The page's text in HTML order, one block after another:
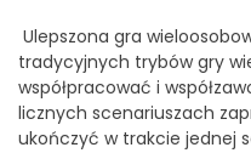
Ulepszona gra
tradycyjnych trybów gry
współpracować i
licznych scenariuszach
ukończyć w trakcie jednej